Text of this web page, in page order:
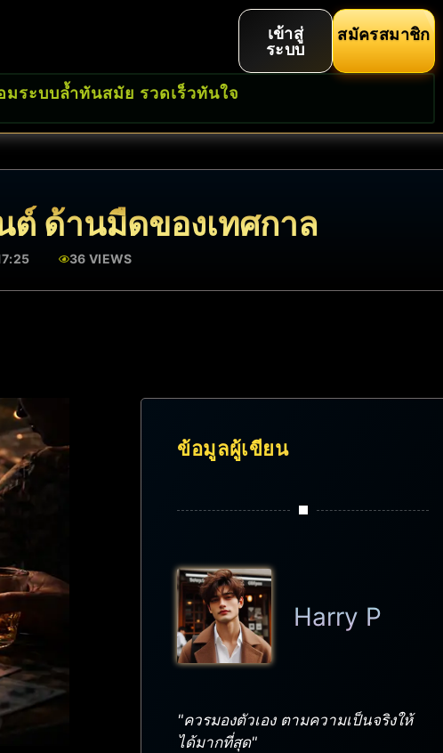
เข้าสู่
ระบบ
สมัครสมาชิก
ระบบล้ำทันสมัย รวดเร็วทันใจ
ต์ ด้านมืดของเทศกาล
36 VIEWS
ข้อมูลผู้เขียน
Harry P
"ควรมองตัวเอง ตามความเป็นจริงให้
ได้มากที่สุด"